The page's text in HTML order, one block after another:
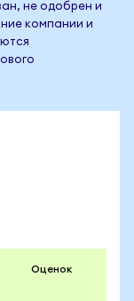
не одобрен и
компании и
Оценок